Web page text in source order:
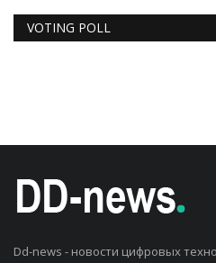
VOTING POLL
Dd-news - новости цифровых